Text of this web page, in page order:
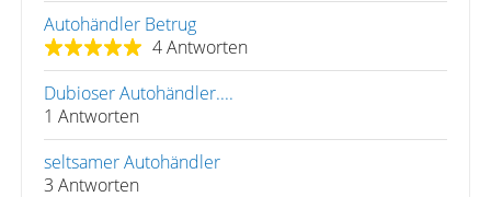
Autohändler Betrug
4 Antworten
Dubioser Autohändler....
1 Antworten
seltsamer Autohändler
3 Antworten